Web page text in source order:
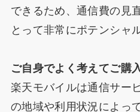
できるため、通信費の見
とって非常にポテンシャ
ご自身でよく考えてご購
楽天モバイルは通信サー
の地域や利用状況によっ